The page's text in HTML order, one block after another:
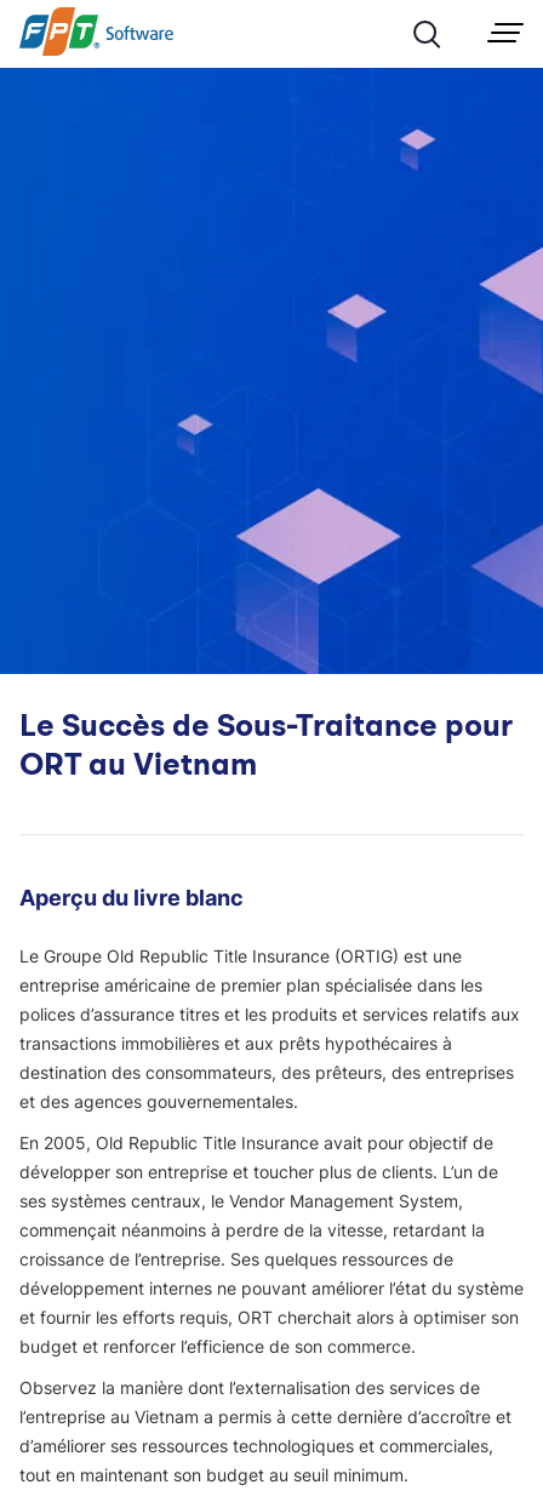
Le Succès de Sous-Traitance pour
ORT au Vietnam
Aperçu du livre blanc
Le Groupe Old Republic Title Insurance (ORTIG) est une
entreprise américaine de premier plan spécialisée dans les
polices d’assurance titres et les produits et services relatifs aux
transactions immobilières et aux prêts hypothécaires à
destination des consommateurs, des prêteurs, des entreprises
et des agences gouvernementales.
En 2005, Old Republic Title Insurance avait pour objectif de
développer son entreprise et toucher plus de clients. L’un de
ses systèmes centraux, le Vendor Management System,
commençait néanmoins à perdre de la vitesse, retardant la
croissance de l’entreprise. Ses quelques ressources de
développement internes ne pouvant améliorer l’état du système
et fournir les efforts requis, ORT cherchait alors à optimiser son
budget et renforcer l’efficience de son commerce.
Observez la manière dont l’externalisation des services de
l’entreprise au Vietnam a permis à cette dernière d’accroître et
d’améliorer ses ressources technologiques et commerciales,
tout en maintenant son budget au seuil minimum.